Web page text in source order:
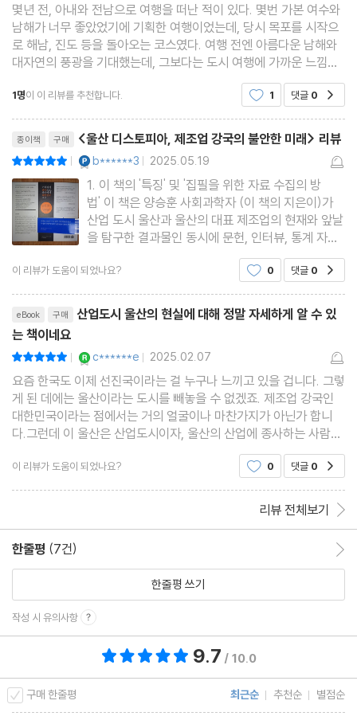
몇년 전, 아내와 전남으로 여행을 떠난 적이 있다. 몇번 가본 여수와
남해가 너무 좋았었기에 기획한 여행이었는데, 당시 목포를 시작으
로 해남, 진도 등을 돌아오는 코스였다. 여행 전엔 아름다운 남해와
대자연의 풍광을 기대했는데, 그보다는 도시 여행에 가까운 느낌이
었다. 사실 목포가 그렇게 큰 대도시였는지 그때 처음 알았고, 특히
현대 미포 조선으로 대표되는 대불 산업단지의
1명이 이 리뷰를 추천합니다. 1 댓글 0
종이책 구매 <울산 디스토피아, 제조업 강국의 불안한 미래> 리뷰
| b******3 | 2025.05.19
1. 이 책의 '특징' 및 '집필을 위한 자료 수집의 방
법' 이 책은 양승훈 사회과학자 (이 책의 지은이)가
산업 도시 울산과 울산의 대표 제조업의 현재와 앞날
을 탐구한 결과물인 동시에 문헌, 인터뷰, 통계 자료
에 기초한 연구자의 작업물이다. 이 책의 저자는 책
의 집필을 위해 2020년 6월부터 8월까지 13회에
단 면접 [ Focus Group In
이 리뷰가 도움이 되었나요? 0 댓글 0
eBook 구매
산업도시 울산의 현실에 대해 정말 자세하게 알 수 있
는 책이네요
| c******e | 2025.02.07
요즘 한국도 이제 선진국이라는 걸 누구나 느끼고 있을 겁니다. 그렇
게 된 데에는 울산이라는 도시를 빼놓을 수 없겠죠. 제조업 강국인
대한민국이라는 점에서는 거의 얼굴이나 마찬가지가 아닌가 합니
다.그런데 이 울산은 산업도시이자, 울산의 산업에 종사하는 사람들
이 사는 도시이기도 하다는 점을 아마도 이 책을 보지 않으면 느끼긴
쉽지 않을 거 같습니다.울산의 산업을 움직이는
이 리뷰가 도움이 되었나요? 0 댓글 0
리뷰 전체보기
한줄평 (7건)
한줄평 쓰기
작성 시 유의사항
9.7 / 10.0
구매 한줄평 최근순 추천순 별점순